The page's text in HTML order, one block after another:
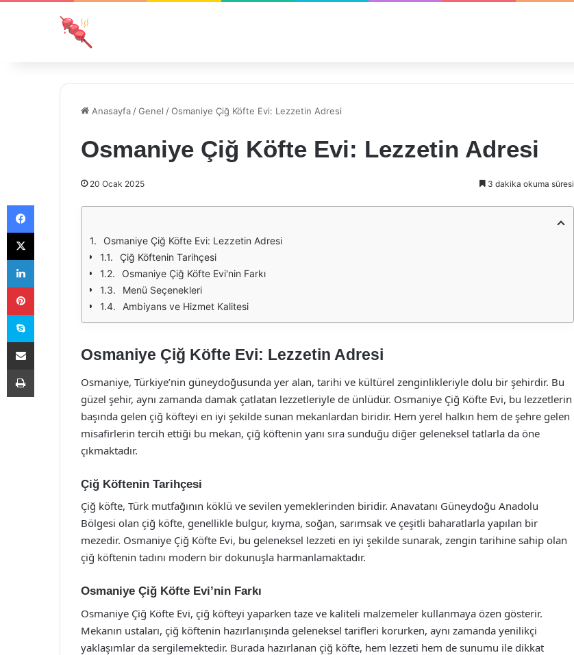
Anasayfa /Genel /Osmaniye Çiğ Köfte Evi: Lezzetin Adresi
Osmaniye Çiğ Köfte Evi: Lezzetin Adresi
20 Ocak 2025 3 dakika okuma süresi
Osmaniye Çiğ Köfte Evi: Lezzetin Adresi
Çiğ Köftenin Tarihçesi
Osmaniye Çiğ Köfte Evi'nin Farkı
Menü Seçenekleri
Ambiyans ve Hizmet Kalitesi
Osmaniye Çiğ Köfte Evi: Lezzetin Adresi
Osmaniye, Türkiye’nin güneydoğusunda yer alan, tarihi ve kültürel zenginlikleriyle dolu bir şehirdir. Bu
güzel şehir, aynı zamanda damak çatlatan lezzetleriyle de ünlüdür. Osmaniye Çiğ Köfte Evi, bu lezzetlerin
başında gelen çiğ köfteyi en iyi şekilde sunan mekanlardan biridir. Hem yerel halkın hem de şehre gelen
misafirlerin tercih ettiği bu mekan, çiğ köftenin yanı sıra sunduğu diğer geleneksel tatlarla da öne
çıkmaktadır.
Çiğ Köftenin Tarihçesi
Çiğ köfte, Türk mutfağının köklü ve sevilen yemeklerinden biridir. Anavatanı Güneydoğu Anadolu
Bölgesi olan çiğ köfte, genellikle bulgur, kıyma, soğan, sarımsak ve çeşitli baharatlarla yapılan bir
mezedir. Osmaniye Çiğ Köfte Evi, bu geleneksel lezzeti en iyi şekilde sunarak, zengin tarihine sahip olan
çiğ köftenin tadını modern bir dokunuşla harmanlamaktadır.
Osmaniye Çiğ Köfte Evi’nin Farkı
Osmaniye Çiğ Köfte Evi, çiğ köfteyi yaparken taze ve kaliteli malzemeler kullanmaya özen gösterir.
Mekanın ustaları, çiğ köftenin hazırlanışında geleneksel tarifleri korurken, aynı zamanda yenilikçi
yaklaşımlar da sergilemektedir. Burada hazırlanan çiğ köfte, hem lezzeti hem de sunumu ile dikkat
Facebook
X
LinkedIn
Pinterest
Skype
E-Posta ile paylaş